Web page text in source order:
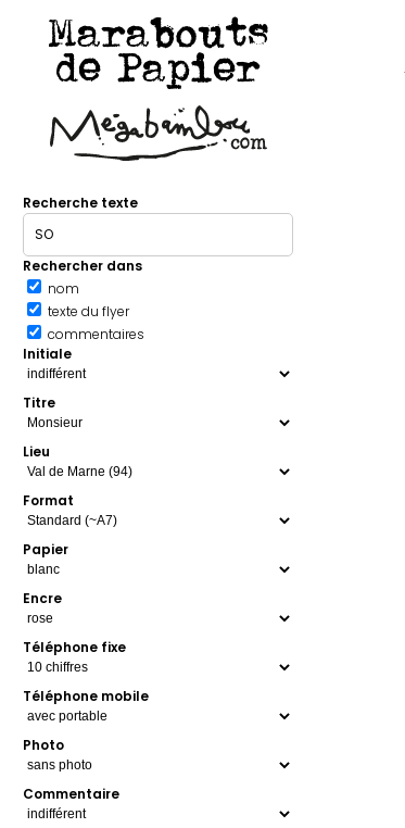
Marabouts
de Papier
Recherche texte
Rechercher dans
nom
texte du flyer
commentaires
Initiale
Titre
Lieu
Format
Papier
Encre
Téléphone fixe
Téléphone mobile
Photo
Commentaire